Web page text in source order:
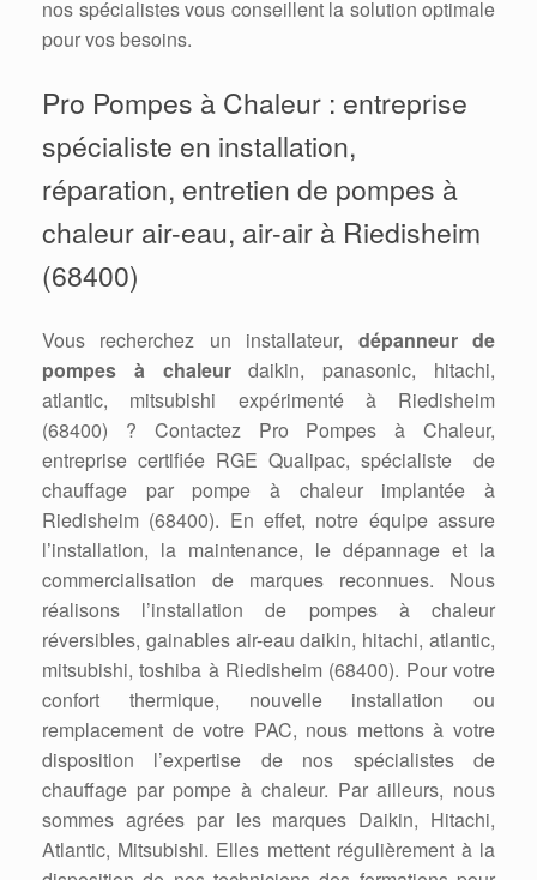
nos spécialistes vous conseillent la solution optimale
pour vos besoins.
Pro Pompes à Chaleur : entreprise
spécialiste en installation,
réparation, entretien de pompes à
chaleur air-eau, air-air à Riedisheim
(68400)
Vous recherchez un installateur, dépanneur de
pompes à chaleurdaikin, panasonic, hitachi,
atlantic, mitsubishi expérimenté à Riedisheim
(68400) ? Contactez Pro Pompes à Chaleur,
entreprise certifiée RGE Qualipac, spécialiste de
chauffage par pompe à chaleur implantée à
Riedisheim (68400). En effet, notre équipe assure
l’installation, la maintenance, le dépannage et la
commercialisation de marques reconnues. Nous
réalisons l’installation de pompes à chaleur
réversibles, gainables air-eau daikin, hitachi, atlantic,
mitsubishi, toshiba à Riedisheim (68400). Pour votre
confort thermique, nouvelle installation ou
remplacement de votre PAC, nous mettons à votre
disposition l’expertise de nos spécialistes de
chauffage par pompe à chaleur. Par ailleurs, nous
sommes agrées par les marques Daikin, Hitachi,
Atlantic, Mitsubishi. Elles mettent régulièrement à la